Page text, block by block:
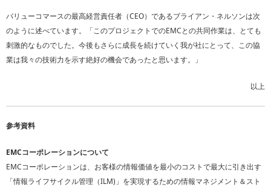
バリューコマースの最高経営責任者（CEO）であるブライアン・ネルソンは次
のように述べています。「このプロジェクトでのEMCとの共同作業は、とても
刺激的なものでした。今後もさらに成長を続けていく我が社にとって、この協
業は我々の技術力を示す絶好の機会であったと思います。」
以上
参考資料
EMCコーポレーションについて
EMCコーポレーションは、お客様の情報価値を最小のコストで最大に引き出す
「情報ライフサイクル管理（ILM)」を実現するための情報マネジメント＆スト